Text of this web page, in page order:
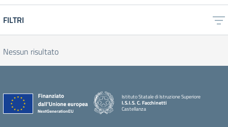
FILTRI
Nessun risultato
Istituto Statale di Istruzione Superiore
I.S.I.S. C. Facchinetti
Castellanza